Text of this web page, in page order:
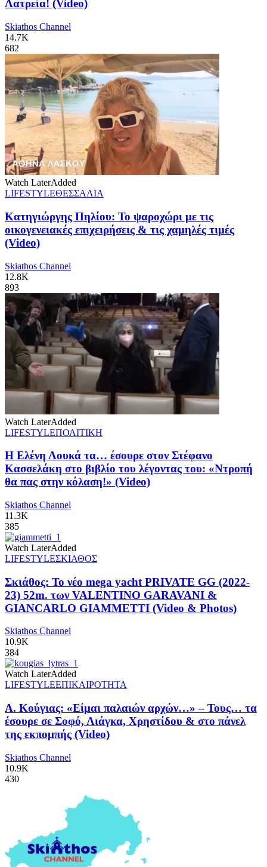
Λατρεία! (Video)
Skiathos Channel
14.7K
682
Watch LaterAdded
LIFESTYLEΘΕΣΣΑΛΙΑ
Κατηγιώργης Πηλίου: Το ψαροχώρι με τις
οικογενειακές επιχειρήσεις & τις χαμηλές τιμές
(Video)
Skiathos Channel
12.8K
893
Watch LaterAdded
LIFESTYLEΠΟΛΙΤΙΚΗ
Η Ελένη Λουκά τα… έσουρε στον Στέφανο
Κασσελάκη στο βιβλίο του λέγοντας του: «Ντροπή
θα πας στην κόλαση!» (Video)
Skiathos Channel
11.3K
385
Watch LaterAdded
LIFESTYLEΣΚΙΑΘΟΣ
Σκιάθος: Το νέο mega yacht PRIVATE GG (2022-
23) 52m. των VALENTINO GARAVANI &
GIANCARLO GIAMMETTI (Video & Photos)
Skiathos Channel
10.9K
384
Watch LaterAdded
LIFESTYLEΕΠΙΚΑΙΡΟΤΗΤΑ
Α. Κούγιας: «Είμαι παλαιών αρχών…» – Τους… τα
έσουρε σε Σοφό, Λιάγκα, Χρηστίδου & στο πάνελ
της εκπομπής (Video)
Skiathos Channel
10.9K
430